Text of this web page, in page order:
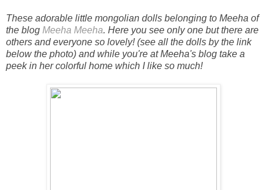
These adorable little mongolian dolls belonging to Meeha of
the blog Meeha Meeha. Here you see only one but there are
others and everyone so lovely! (see all the dolls by the link
below the photo) and while you're at Meeha's blog take a
peek in her colorful home which I like so much!